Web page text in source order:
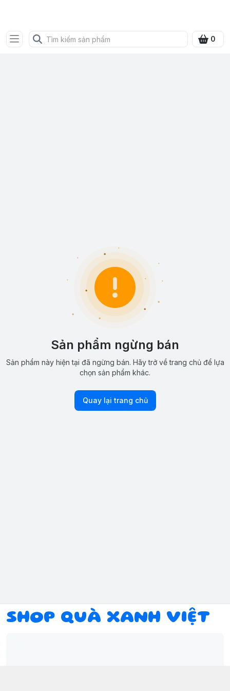
0
Sản phẩm ngừng bán
Sản phẩm này hiện tại đã ngừng bán. Hãy trở về trang chủ để lựa
chọn sản phẩm khác.
Quay lại trang chủ
SHOP QUÀ XANH VIỆT